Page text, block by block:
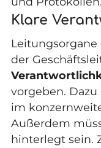
Klare
der
vorgeben. Dazu
im
Außerdem
hinterlegt sein.